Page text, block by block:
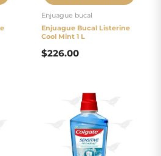
Enjuague bucal
Enjuague Bucal Listerine
Cool Mint 1 L
$226.00